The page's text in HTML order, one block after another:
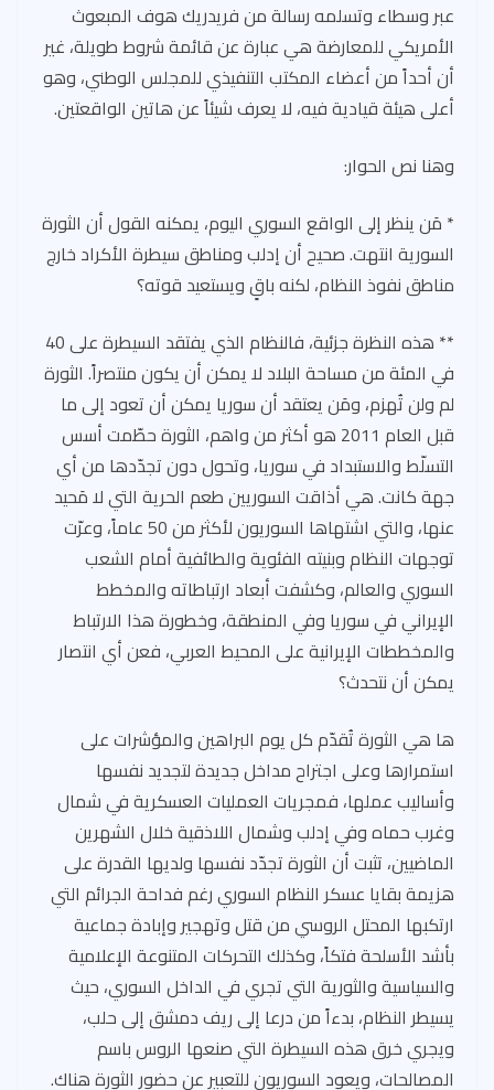
عبر وسطاء وتسلمه رسالة من فريدريك هوف المبعوث
الأمريكي للمعارضة هي عبارة عن قائمة شروط طويلة، غير
أن أحداً من أعضاء المكتب التنفيذي للمجلس الوطني، وهو
أعلى هيئة قيادية فيه، لا يعرف شيئاً عن هاتين الواقعتين.
وهنا نص الحوار:
* مَن ينظر إلى الواقع السوري اليوم، يمكنه القول أن الثورة
السورية انتهت. صحيح أن إدلب ومناطق سيطرة الأكراد خارج
مناطق نفوذ النظام، لكنه باقٍ ويستعيد قوته؟
** هذه النظرة جزئية، فالنظام الذي يفتقد السيطرة على 40
في المئة من مساحة البلاد لا يمكن أن يكون منتصراً. الثورة
لم ولن تُهزم، ومَن يعتقد أن سوريا يمكن أن تعود إلى ما
قبل العام 2011 هو أكثر من واهم، الثورة حطّمت أسس
التسلّط والاستبداد في سوريا، وتحول دون تجدّدها من أي
جهة كانت. هي أذاقت السوريين طعم الحرية التي لا مَحيد
عنها، والتي اشتهاها السوريون لأكثر من 50 عاماً، وعرّت
توجهات النظام وبنيته الفئوية والطائفية أمام الشعب
السوري والعالم، وكشفت أبعاد ارتباطاته والمخطط
الإيراني في سوريا وفي المنطقة، وخطورة هذا الارتباط
والمخططات الإيرانية على المحيط العربي، فعن أي انتصار
يمكن أن نتحدث؟
ها هي الثورة تُقدّم كل يوم البراهين والمؤشرات على
استمرارها وعلى اجتراح مداخل جديدة لتجديد نفسها
وأساليب عملها، فمجريات العمليات العسكرية في شمال
وغرب حماه وفي إدلب وشمال اللاذقية خلال الشهرين
الماضيين، تثبت أن الثورة تجدّد نفسها ولديها القدرة على
هزيمة بقايا عسكر النظام السوري رغم فداحة الجرائم التي
ارتكبها المحتل الروسي من قتل وتهجير وإبادة جماعية
بأشد الأسلحة فتكاً، وكذلك التحركات المتنوعة الإعلامية
والسياسية والثورية التي تجري في الداخل السوري، حيث
يسيطر النظام، بدءاً من درعا إلى ريف دمشق إلى حلب،
ويجري خرق هذه السيطرة التي صنعها الروس باسم
المصالحات، ويعود السوريون للتعبير عن حضور الثورة هناك.